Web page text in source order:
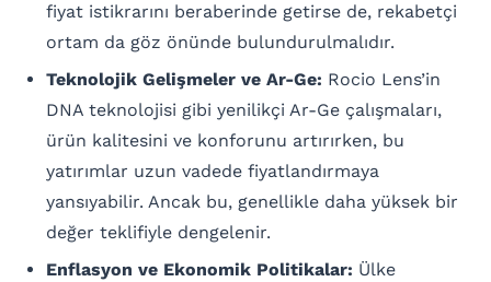
fiyat istikrarını beraberinde getirse de, rekabetçi
ortam da göz önünde bulundurulmalıdır.
Teknolojik Gelişmeler ve Ar-Ge: Rocio Lens’in
DNA teknolojisi gibi yenilikçi Ar-Ge çalışmaları,
ürün kalitesini ve konforunu artırırken, bu
yatırımlar uzun vadede fiyatlandırmaya
yansıyabilir. Ancak bu, genellikle daha yüksek bir
değer teklifiyle dengelenir.
Enflasyon ve Ekonomik Politikalar: Ülke